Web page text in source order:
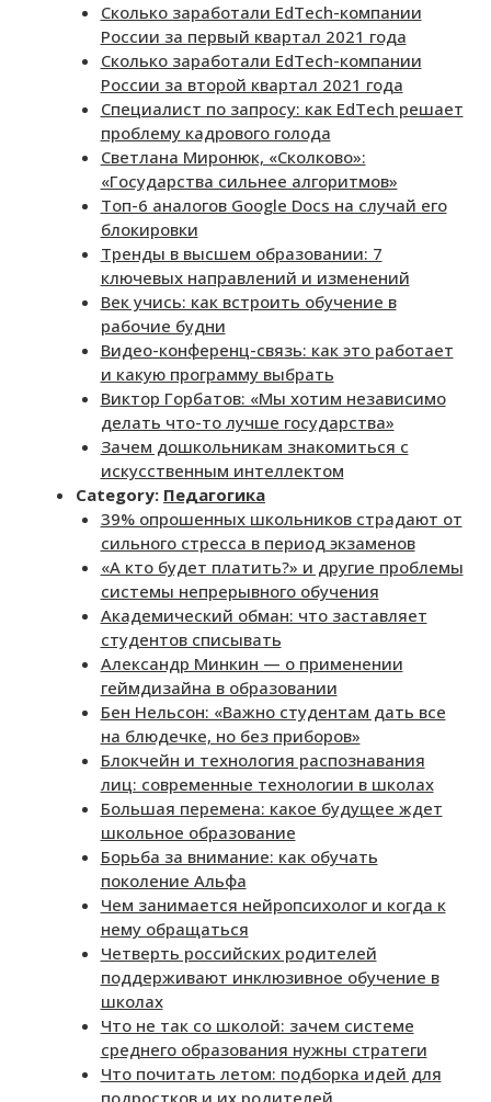
Сколько заработали EdTech-компании
России за первый квартал 2021 года
Сколько заработали EdTech-компании
России за второй квартал 2021 года
Специалист по запросу: как EdTech решает
проблему кадрового голода
Светлана Миронюк, «Сколково»:
«Государства сильнее алгоритмов»
Топ-6 аналогов Google Docs на случай его
блокировки
Тренды в высшем образовании: 7
ключевых направлений и изменений
Век учись: как встроить обучение в
рабочие будни
Видео-конференц-связь: как это работает
и какую программу выбрать
Виктор Горбатов: «Мы хотим независимо
делать что-то лучше государства»
Зачем дошкольникам знакомиться с
искусственным интеллектом
Category: Педагогика
39% опрошенных школьников страдают от
сильного стресса в период экзаменов
«А кто будет платить?» и другие проблемы
системы непрерывного обучения
Академический обман: что заставляет
студентов списывать
Александр Минкин — о применении
геймдизайна в образовании
Бен Нельсон: «Важно студентам дать все
на блюдечке, но без приборов»
Блокчейн и технология распознавания
лиц: современные технологии в школах
Большая перемена: какое будущее ждет
школьное образование
Борьба за внимание: как обучать
поколение Альфа
Чем занимается нейропсихолог и когда к
нему обращаться
Четверть российских родителей
поддерживают инклюзивное обучение в
школах
Что не так со школой: зачем системе
среднего образования нужны стратеги
Что почитать летом: подборка идей для
подростков и их родителей